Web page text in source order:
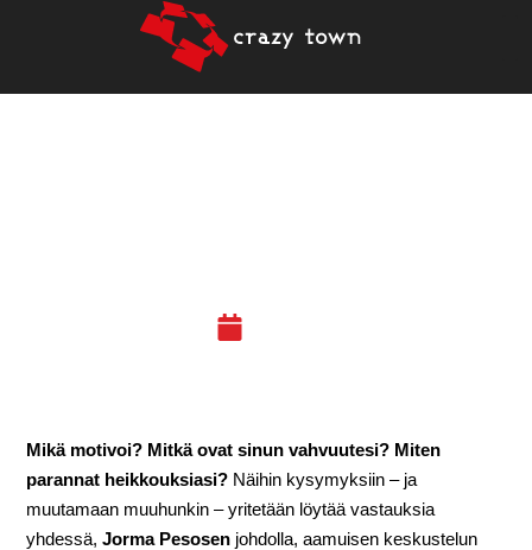
Mikä motivoi? Mitkä ovat sinun vahvuutesi? Miten
parannat heikkouksiasi? Näihin kysymyksiin – ja
muutamaan muuhunkin – yritetään löytää vastauksia
yhdessä,Jorma Pesosen johdolla, aamuisen keskustelun